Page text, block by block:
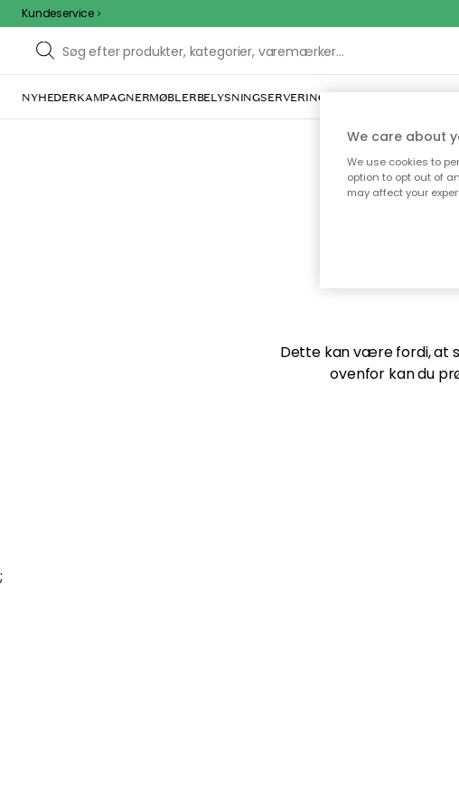
Kundeservice
NYHEDERKAMPAGNERMØBLERBELYSNINGSERVERING INDRETNINGTEKSTIL
Vi
Dette kan være fordi, at
ovenfor kan du
;
We care about
We use cookies to
option to opt out of
may affect your